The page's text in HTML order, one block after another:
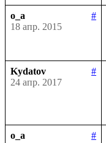
o_a
#
18 апр. 2015
Kydatov
#
24 апр. 2017
o_a
#